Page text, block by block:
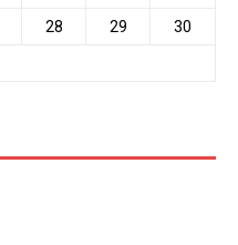
28 29 30